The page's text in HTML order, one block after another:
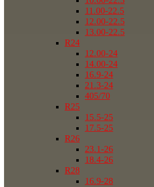
11.00-22.5
12.00-22.5
13.00-22.5
R24
12.00-24
14.00-24
16.9-24
21.3-24
405/70
R25
15.5-25
17.5-25
R26
23.1-26
18.4-26
R28
16.9-28